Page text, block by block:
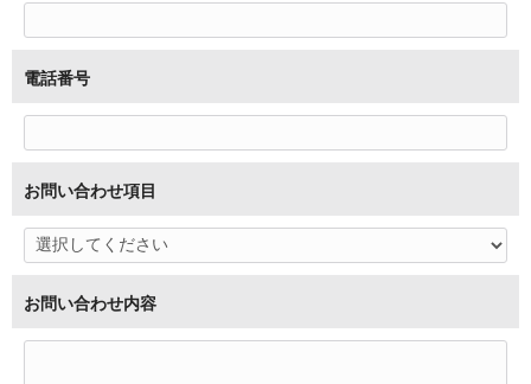
電話番号
お問い合わせ項目
お問い合わせ内容